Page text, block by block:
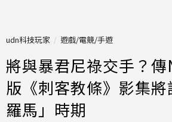
udn科技玩家 遊戲/電競/手遊
將與暴君尼祿交手？
版《刺客教條》影集
羅馬」時期